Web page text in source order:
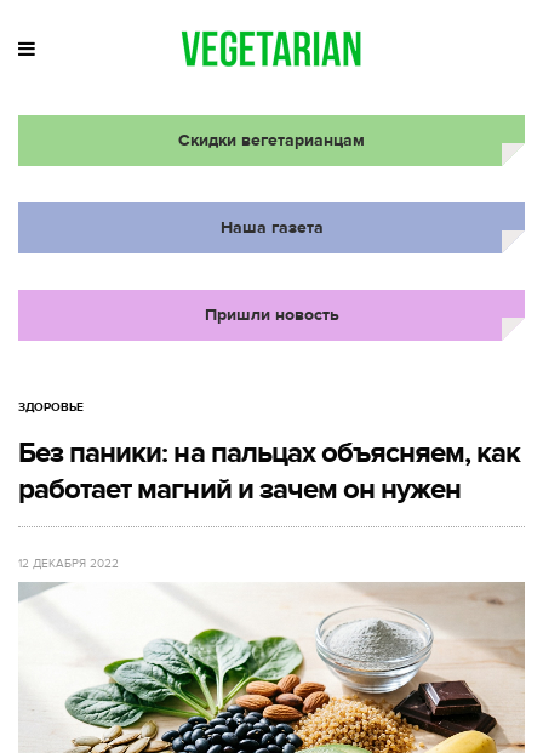
Скидки вегетарианцам
Наша газета
Пришли новость
ЗДОРОВЬЕ
Без паники: на пальцах объясняем, как
работает магний и зачем он нужен
12 ДЕКАБРЯ 2022